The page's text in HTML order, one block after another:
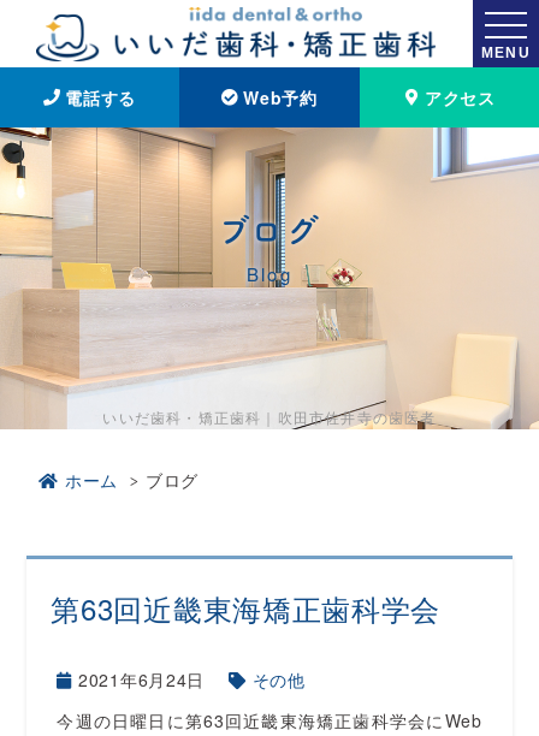
MENU
電話する Web予約 アクセス
ブログ
Blog
いいだ歯科・矯正歯科｜吹田市佐井寺の歯医者
ホーム ブログ
第63回近畿東海矯正歯科学会
2021年6月24日
その他
今週の日曜日に第63回近畿東海矯正歯科学会にWeb